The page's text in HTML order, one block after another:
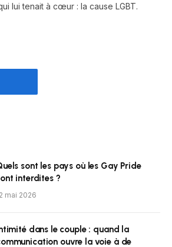
lui tenait à cœur : la cause LGBT.
sont les pays où les Gay Pride
interdites ?
mai 2026
dans le couple : quand la
ouvre la voie à de